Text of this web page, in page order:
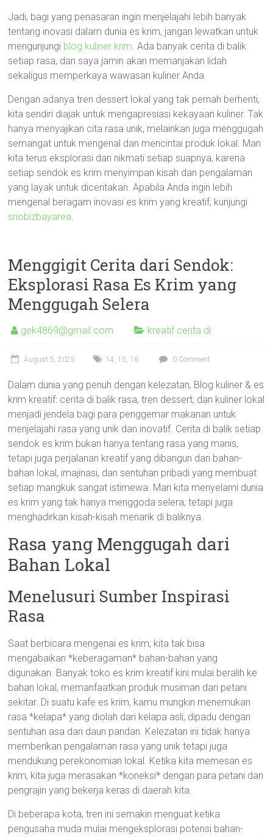
Jadi, bagi yang penasaran ingin menjelajahi lebih banyak
tentang inovasi dalam dunia es krim, jangan lewatkan untuk
mengunjungi blog kuliner krim. Ada banyak cerita di balik
setiap rasa, dan saya jamin akan memanjakan lidah
sekaligus memperkaya wawasan kuliner Anda.
Dengan adanya tren dessert lokal yang tak pernah berhenti,
kita sendiri diajak untuk mengapresiasi kekayaan kuliner. Tak
hanya menyajikan cita rasa unik, melainkan juga menggugah
semangat untuk mengenal dan mencintai produk lokal. Mari
kita terus eksplorasi dan nikmati setiap suapnya, karena
setiap sendok es krim menyimpan kisah dan pengalaman
yang layak untuk diceritakan. Apabila Anda ingin lebih
mengenal beragam inovasi es krim yang kreatif, kunjungi
snobizbayarea.
Menggigit Cerita dari Sendok:
Eksplorasi Rasa Es Krim yang
Menggugah Selera
gek4869@gmail.com kreatif cerita di
August 5, 2025 14, 15, 16 0 Comment
Dalam dunia yang penuh dengan kelezatan, Blog kuliner & es
krim kreatif: cerita di balik rasa, tren dessert, dan kuliner lokal
menjadi jendela bagi para penggemar makanan untuk
menjelajahi rasa yang unik dan inovatif. Cerita di balik setiap
sendok es krim bukan hanya tentang rasa yang manis,
tetapi juga perjalanan kreatif yang dibangun dari bahan-
bahan lokal, imajinasi, dan sentuhan pribadi yang membuat
setiap mangkuk sangat istimewa. Mari kita menyelami dunia
es krim yang tak hanya menggoda selera, tetapi juga
menghadirkan kisah-kisah menarik di baliknya.
Rasa yang Menggugah dari
Bahan Lokal
Menelusuri Sumber Inspirasi
Rasa
Saat berbicara mengenai es krim, kita tak bisa
mengabaikan *keberagaman* bahan-bahan yang
digunakan. Banyak toko es krim kreatif kini mulai beralih ke
bahan lokal, memanfaatkan produk musiman dari petani
sekitar. Di suatu kafe es krim, kamu mungkin menemukan
rasa *kelapa* yang diolah dari kelapa asli, dipadu dengan
sentuhan asa dari daun pandan. Kelezatan ini tidak hanya
memberikan pengalaman rasa yang unik tetapi juga
mendukung perekonomian lokal. Ketika kita memesan es
krim, kita juga merasakan *koneksi* dengan para petani dan
pengrajin yang bekerja keras di daerah kita.
Di beberapa kota, tren ini semakin menguat ketika
pengusaha muda mulai mengeksplorasi potensi bahan-